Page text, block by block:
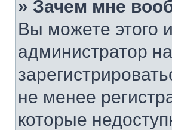
» Зачем мне
Вы можете этого
администратор
не менее
которые